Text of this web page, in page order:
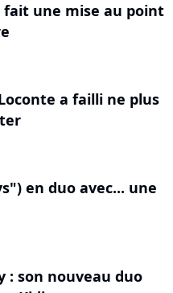
fait une mise au point
a failli ne plus
en duo avec... une
: son nouveau duo